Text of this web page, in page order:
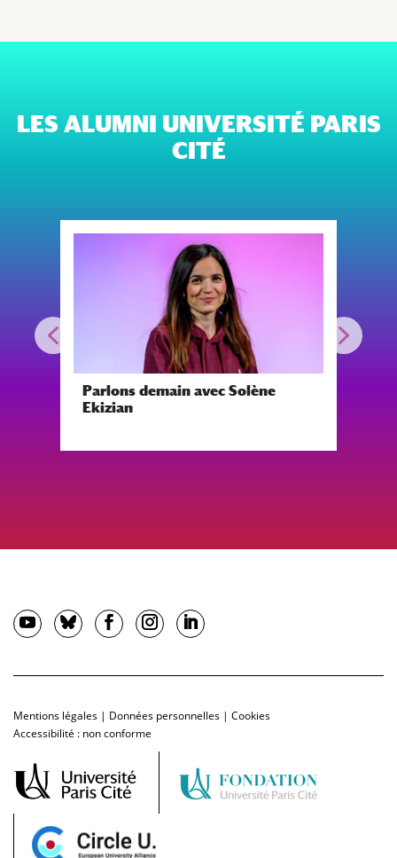
LES ALUMNI UNIVERSITÉ PARIS
CITÉ
Parlons demain avec Solène
Ekizian
Mentions légales | Données personnelles | Cookies
Accessibilité : non conforme